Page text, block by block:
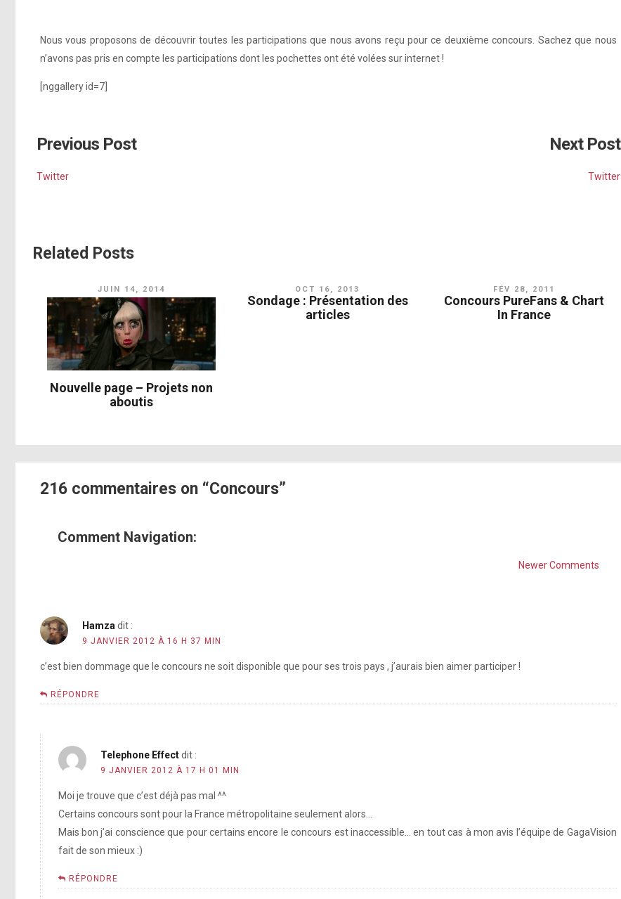
Nous vous proposons de découvrir toutes les participations que nous avons reçu pour ce deuxième concours. Sachez que nous
n’avons pas pris en compte les participations dont les pochettes ont été volées sur internet !
[nggallery id=7]
Previous Post
Twitter
Next Post
Twitter
Related Posts
JUIN 14, 2014
Nouvelle page – Projets non
aboutis
OCT 16, 2013
Sondage : Présentation des
articles
FÉV 28, 2011
Concours PureFans & Chart
In France
216 commentaires on “Concours”
Comment Navigation:
Newer Comments
Hamzadit :
9 JANVIER 2012 À 16 H 37 MIN
c’est bien dommage que le concours ne soit disponible que pour ses trois pays , j’aurais bien aimer participer !
RÉPONDRE
Telephone Effect dit :
9 JANVIER 2012 À 17 H 01 MIN
Moi je trouve que c’est déjà pas mal ^^
Certains concours sont pour la France métropolitaine seulement alors…
Mais bon j’ai conscience que pour certains encore le concours est inaccessible… en tout cas à mon avis l’équipe de GagaVision
fait de son mieux :)
RÉPONDRE